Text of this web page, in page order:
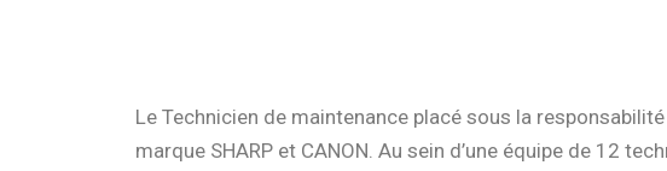
Le Technicien de maintenance placé sous la
marque SHARP et CANON. Au sein d’une équipe de 12